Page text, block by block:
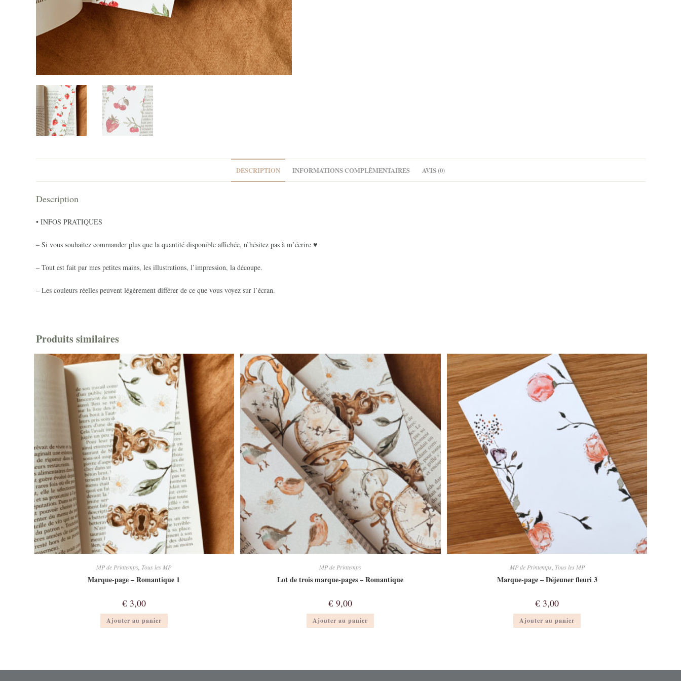
DESCRIPTION INFORMATIONS COMPLÉMENTAIRES AVIS (0)
Description
• INFOS PRATIQUES
– Si vous souhaitez commander plus que la quantité disponible affichée, n’hésitez pas à m’écrire ♥
– Tout est fait par mes petites mains, les illustrations, l’impression, la découpe.
– Les couleurs réelles peuvent légèrement différer de ce que vous voyez sur l’écran.
Produits similaires
MP de Printemps, Tous les MP
Marque-page – Romantique 1
€3,00
Ajouter au panier
MP de Printemps
Lot de trois marque-pages – Romantique
€ 9,00
Ajouter au panier
MP de Printemps, Tous les MP
Marque-page – Déjeuner fleuri 3
€ 3,00
Ajouter au panier